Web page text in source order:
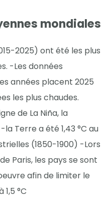
mondiales
2025) ont été les plus
-Les données
années placent 2025
les plus chaudes.
de La Niña, la
Terre a été 1,43 °C au
(1850-1900) -Lors
Paris, les pays se sont
afin de limiter le
°C